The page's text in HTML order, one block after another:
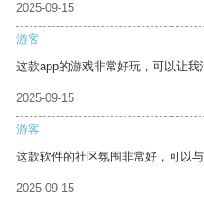
2025-09-15
游客
这款app的游戏非常好玩，可以让我
2025-09-15
游客
这款软件的社区氛围非常好，可以
2025-09-15